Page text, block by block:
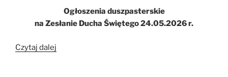
Ogłoszenia duszpasterskie
na Zesłanie Ducha Świętego 24.05.2026 r.
Czytaj dalej